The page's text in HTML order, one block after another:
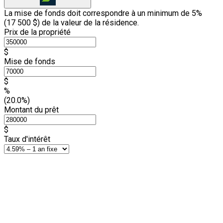
La mise de fonds doit correspondre à un minimum de 5%
(17 500 $) de la valeur de la résidence.
Prix de la propriété
$
Mise de fonds
$
%
(20.0%)
Montant du prêt
$
Taux d'intérêt